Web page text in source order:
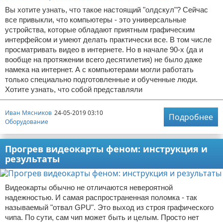
Вы хотите узнать, что такое настоящий "олдскул"? Сейчас
все привыкли, что компьютеры - это универсальные
устройства, которые обладают приятным графическим
интерфейсом и умеют делать практически все. В том числе
просматривать видео в интернете. Но в начале 90-х (да и
вообще на протяжении всего десятилетия) не было даже
намека на интернет. А с компьютерами могли работать
только специально подготовленные и обученные люди.
Хотите узнать, что собой представляли
Иван Мясников 24-05-2019 03:10
Оборудование
Подробнее
Прогрев видеокарты феном: инструкция и
результаты
Видеокарты обычно не отличаются невероятной
надежностью. И самая распространенная поломка - так
называемый "отвал GPU". Это выход из строя графического
чипа. По сути, сам чип может быть и целым. Просто нет